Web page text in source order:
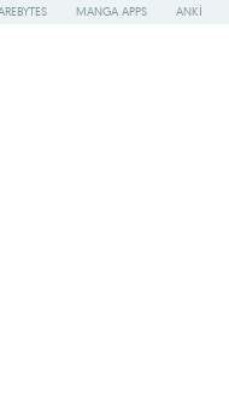
MANGA APPS ANKI